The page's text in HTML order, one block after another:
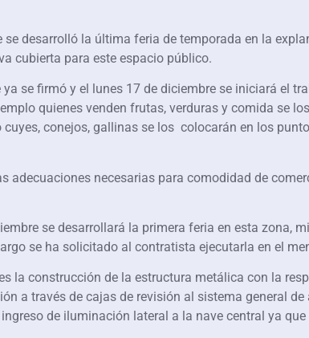
se desarrolló la última feria de temporada en la
cubierta para este espacio público.
ya se firmó y el lunes 17 de diciembre se iniciará el
quienes venden frutas, verduras y comida se
cuyes, conejos, gallinas se los colocarán en los
adecuaciones necesarias para comodidad de
se desarrollará la primera feria en esta zona,
se ha solicitado al contratista ejecutarla en el
la construcción de la estructura metálica con la
a través de cajas de revisión al sistema general
de iluminación lateral a la nave central ya